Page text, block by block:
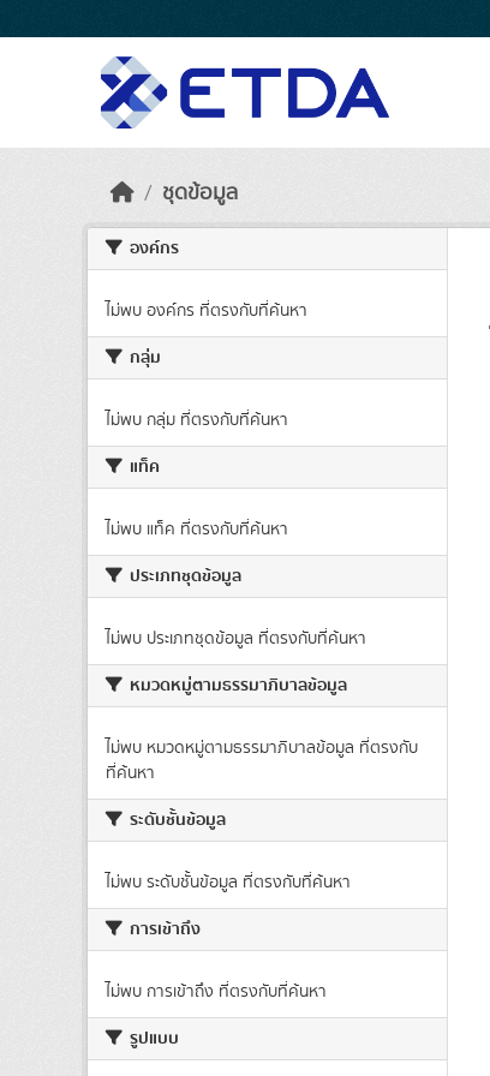
ชุดข้อมูล
องค์กร
ไม่พบ องค์กร ที่ตรงกับที่ค้นหา
กลุ่ม
ไม่พบ กลุ่ม ที่ตรงกับที่ค้นหา
แท็ค
ไม่พบ แท็ค ที่ตรงกับที่ค้นหา
ประเภทชุดข้อมูล
ไม่พบ ประเภทชุดข้อมูล ที่ตรงกับที่ค้นหา
หมวดหมู่ตามธรรมาภิบาลข้อมูล
ไม่พบ หมวดหมู่ตามธรรมาภิบาลข้อมูล ที่ตรงกับ
ที่ค้นหา
ระดับชั้นข้อมูล
ไม่พบ ระดับชั้นข้อมูล ที่ตรงกับที่ค้นหา
การเข้าถึง
ไม่พบ การเข้าถึง ที่ตรงกับที่ค้นหา
รูปแบบ